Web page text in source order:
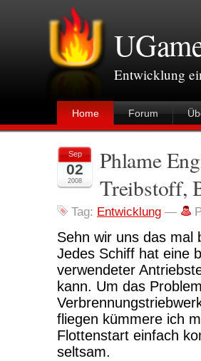
Entwicklung
Home Forum
Sep
02
2008
Phlame
Treibstoff,
Tag: Entwicklung —
Sehn wir uns das mal
Jedes Schiff hat eine
verwendeter
kann. Um das
fliegen kümmere ich
Flottenstart einfach
seltsam.